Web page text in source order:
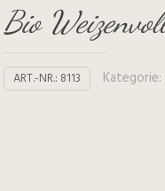
Bio
ART.-NR.: 8113 Kategorie: